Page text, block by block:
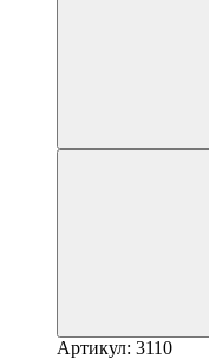
Артикул: 3110